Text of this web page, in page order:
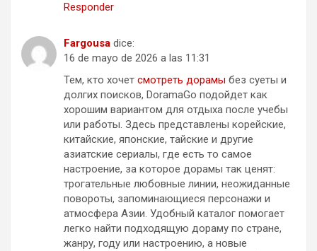
Responder
Fargousa dice:
16 de mayo de 2026 a las 11:31
Тем, кто хочет смотреть дорамы без суеты и
долгих поисков, DoramaGo подойдет как
хорошим вариантом для отдыха после учебы
или работы. Здесь представлены корейские,
китайские, японские, тайские и другие
азиатские сериалы, где есть то самое
настроение, за которое дорамы так ценят:
трогательные любовные линии, неожиданные
повороты, запоминающиеся персонажи и
атмосфера Азии. Удобный каталог помогает
легко найти подходящую дораму по стране,
жанру, году или настроению, а новые